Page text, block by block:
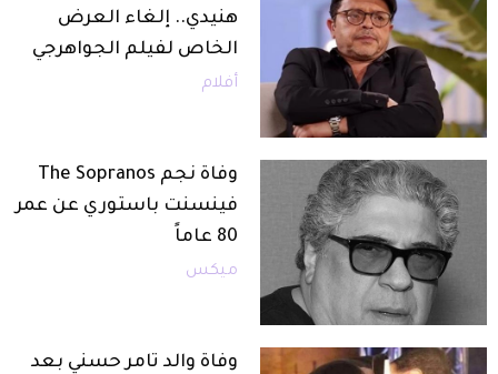
هنيدي.. إلغاء العرض
الخاص لفيلم الجواهرجي
أفلام
وفاة نجم The Sopranos
فينسنت باستوري عن عمر
80 عاماً
ميكس
وفاة والد تامر حسني بعد